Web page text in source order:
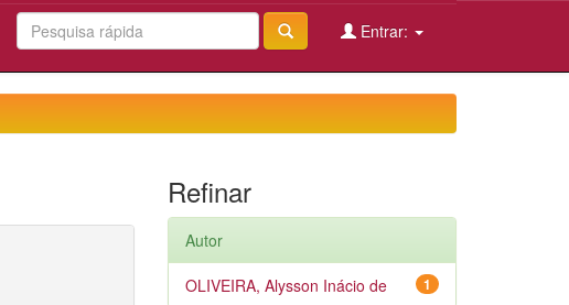
Entrar:
Refinar
Autor
1
OLIVEIRA, Alysson Inácio de